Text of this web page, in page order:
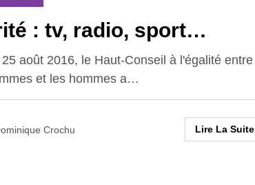
: tv, radio, sport…
août 2016, le Haut-Conseil à l'égalité entre
et les hommes a…
Crochu Lire La Suite